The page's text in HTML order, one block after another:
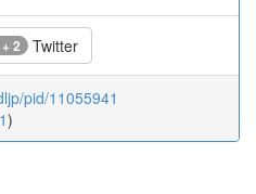
2 Twitter
pid/11055941
)